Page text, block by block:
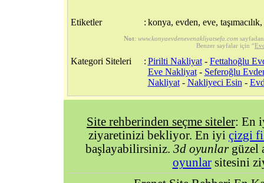
Etiketler : konya, evden, eve,
Not: www.konyaevdenevenakliyatsefa.com
Benzer sayfalar için “
Kategori Siteleri : Pirilti Nakliyat- Fettahoğlu
Eve Nakliyat- Seferoğlu
Nakliyat- Nakliyeci Esin -
Site rehberinden seçme siteler: En
ziyaretinizi bekliyor. En iyi çizgi
başlayabilirsiniz. 3d oyunlargüzel
oyunlarsitesini